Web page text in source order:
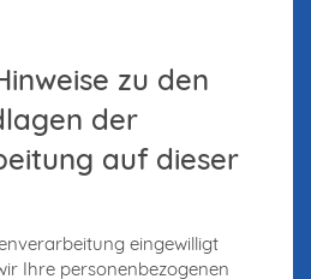
zu den
der
auf dieser
eingewilligt
Ihre personenbezogenen